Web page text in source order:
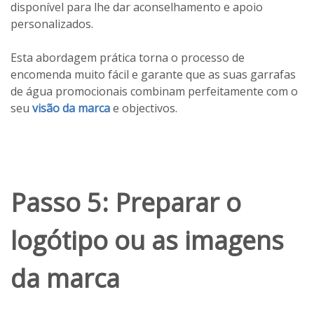
disponível para lhe dar aconselhamento e apoio
personalizados.
Esta abordagem prática torna o processo de
encomenda muito fácil e garante que as suas garrafas
de água promocionais combinam perfeitamente com o
seu visão da marcae objectivos.
Passo 5: Preparar o
logótipo ou as imagens
da marca